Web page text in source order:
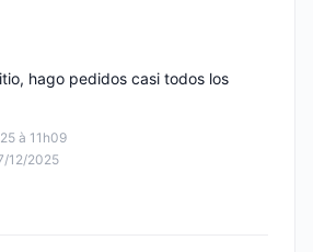
à 11h09
12/2025
hago pedidos casi todos los